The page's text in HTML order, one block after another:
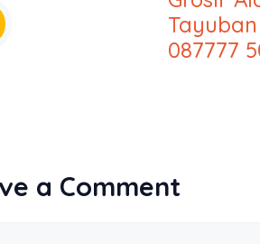
087777
a Comment